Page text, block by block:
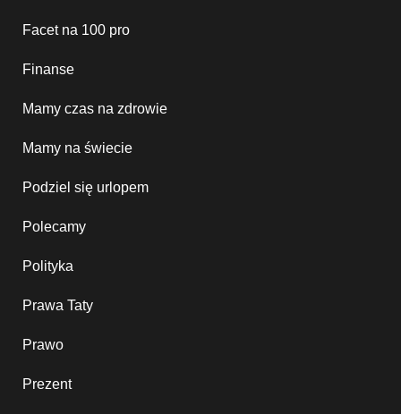
Facet na 100 pro
Finanse
Mamy czas na zdrowie
Mamy na świecie
Podziel się urlopem
Polecamy
Polityka
Prawa Taty
Prawo
Prezent